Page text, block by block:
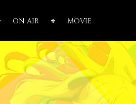
ON AIR MOVIE